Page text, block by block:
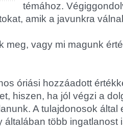
témához.
amik a javunkra
meg, vagy mi magunk
óriási hozzáadott
hiszen, ha jól végzi a
A tulajdonosok által
általában több ingatlanost